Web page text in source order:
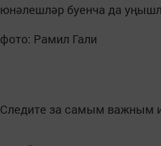
юнәлешләр буенча да
фото: Рамил Гали
Следите за самым важным